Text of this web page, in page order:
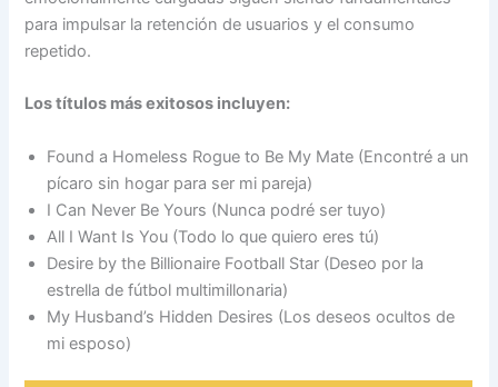
para impulsar la retención de usuarios y el consumo
repetido.
Los títulos más exitosos incluyen:
Found a Homeless Rogue to Be My Mate (Encontré a un
pícaro sin hogar para ser mi pareja)
I Can Never Be Yours (Nunca podré ser tuyo)
All I Want Is You (Todo lo que quiero eres tú)
Desire by the Billionaire Football Star (Deseo por la
estrella de fútbol multimillonaria)
My Husband’s Hidden Desires (Los deseos ocultos de
mi esposo)